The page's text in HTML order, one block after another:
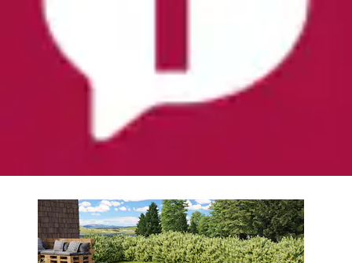
Rechteckpool »Minipool L220 x B 220 x H 78 cm«
kesseldruckimprägniert, Made in Germany
Karibu
Ursprünglicher Preis
Rabatt- 125,00
Aktueller Preis
874,99 €